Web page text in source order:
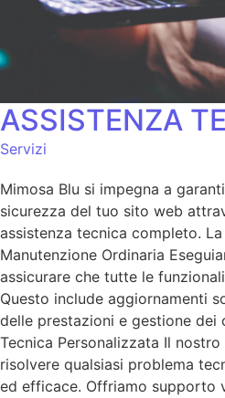
ASSISTENZA
Servizi
Mimosa Blu si impegna a
sicurezza del tuo sito web
assistenza tecnica completo.
Manutenzione Ordinaria
assicurare che tutte le
Questo include aggiornamenti
delle prestazioni e gestione dei
Tecnica Personalizzata Il
risolvere qualsiasi problema
ed efficace. Offriamo supporto